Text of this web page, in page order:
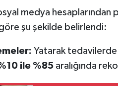
medya
şu şekilde belirlendi:
Yatarak tedavilerde
ile %85aralığında